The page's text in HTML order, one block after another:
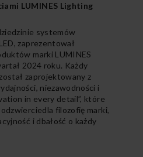
LUMINES Lighting
systemów
zaprezentował
marki LUMINES
2024 roku. Każdy
zaprojektowany z
niezawodności i
in every detail”, które
filozofię marki,
i dbałość o każdy